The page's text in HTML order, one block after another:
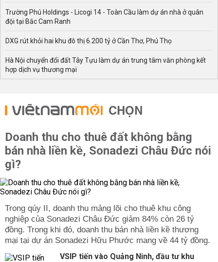
Trường Phú Holdings - Licogi 14 - Toàn Cầu làm dự án nhà ở quân
đội tại Bắc Cam Ranh
DXG rút khỏi hai khu đô thị 6.200 tỷ ở Cần Thơ, Phú Thọ
Hà Nội chuyển đổi đất Tây Tựu làm dự án trung tâm văn phòng kết
hợp dịch vụ thương mại
CHỌN
Doanh thu cho thuê đất không bằng
bán nhà liền kề, Sonadezi Châu Đức nói
gì?
Trong qúy II, doanh thu mảng lõi cho thuê khu công
nghiệp của Sonadezi Châu Đức giảm 84% còn 26 tỷ
đồng. Trong khi đó, doanh thu bán nhà liền kề thương
mại tại dự án Sonadezi Hữu Phước mang về 44 tỷ đồng.
VSIP tiến vào Quảng Ninh, đầu tư khu